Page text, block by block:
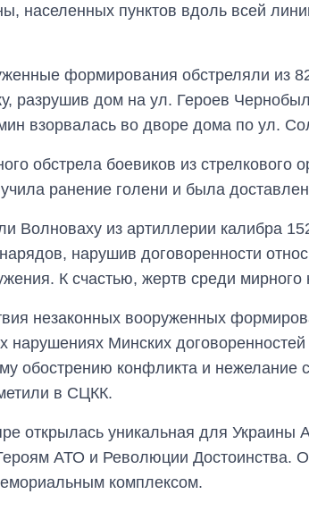
населенных пунктов вдоль всей
формирования обстреляли из
разрушив дом на ул. Героев
взорвалась во дворе дома по ул.
обстрела боевиков из стрелкового
ранение голени и была
Волноваху из артиллерии калибра
нарушив договоренности
К счастью, жертв среди мирного
незаконных вооруженных
нарушениях Минских
обострению конфликта и нежелание
в СЦКК.
открылась уникальная для Украины
АТО и Революции Достоинства.
комплексом.